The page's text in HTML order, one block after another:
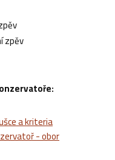
zpěv
a kriteria
- obor